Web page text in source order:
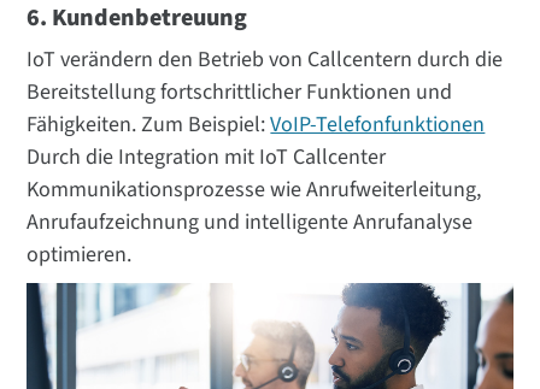
6. Kundenbetreuung
IoT verändern den Betrieb von Callcentern durch die
Bereitstellung fortschrittlicher Funktionen und
Fähigkeiten. Zum Beispiel:VoIP-Telefonfunktionen
Durch die Integration mit IoT Callcenter
Kommunikationsprozesse wie Anrufweiterleitung,
Anrufaufzeichnung und intelligente Anrufanalyse
optimieren.